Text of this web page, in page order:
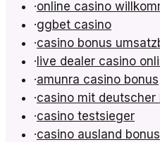
·online casino
·ggbet casino
·casino bonus
·live dealer casino
·amunra casino bonus
·casino mit deutscher
·casino testsieger
·casino ausland bonus